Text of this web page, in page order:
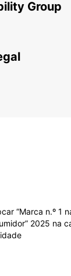
Group
“Marca n.º 1
2025 na